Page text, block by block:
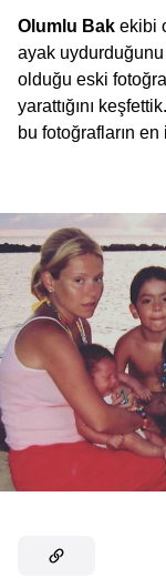
Olumlu Bak ekibi
ayak
olduğu eski
yarattığını
bu fotoğrafların en